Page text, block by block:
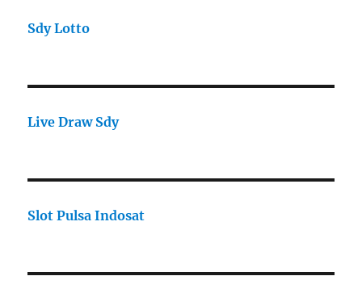
Sdy Lotto
Live Draw Sdy
Slot Pulsa Indosat